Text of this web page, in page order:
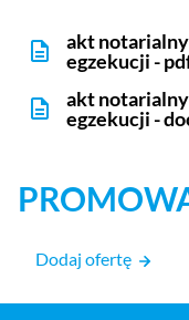
akt
egzekucji -
akt
egzekucji -
Dodaj ofertę